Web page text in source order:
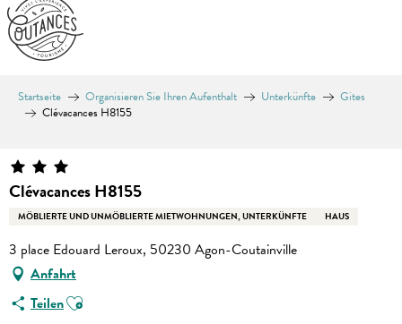
Startseite Organisieren Sie Ihren Aufenthalt Unterkünfte
Gites
Clévacances H8155
Clévacances H8155
MÖBLIERTE UND UNMÖBLIERTE MIETWOHNUNGEN, UNTERKÜNFTE HAUS
3 place Edouard Leroux, 50230 Agon-Coutainville
Anfahrt
TeilenAjouter aux favoris